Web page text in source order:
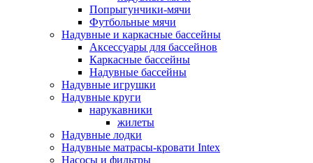
Попрыгунчики-мячи
Футбольные мячи
Надувные и каркасные бассейны
Аксессуары для бассейнов
Каркасные бассейны
Надувные бассейны
Надувные игрушки
Надувные круги
нарукавники
жилеты
Надувные лодки
Надувные матрасы-кровати Intex
Насосы и фильтры